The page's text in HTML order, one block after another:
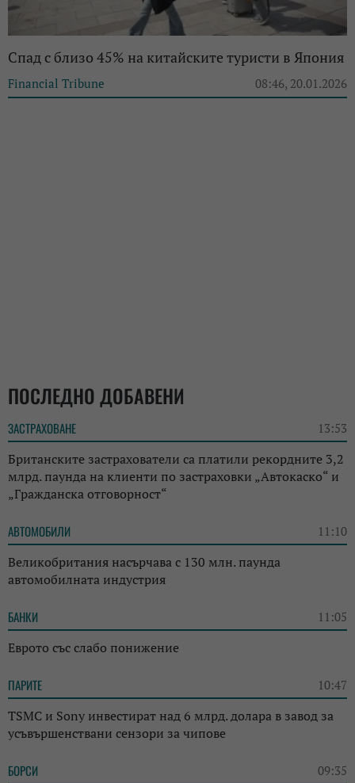
Спад с близо 45% на китайските туристи в Япония
Financial Tribune 08:46, 20.01.2026
ПОСЛЕДНО ДОБАВЕНИ
ЗАСТРАХОВАНЕ 13:53
Британските застрахователи са платили рекордните 3,2
млрд. паунда на клиенти по застраховки „Автокаско“ и
„Гражданска отговорност“
АВТОМОБИЛИ 11:10
Великобритания насърчава с 130 млн. паунда
автомобилната индустрия
БАНКИ 11:05
Еврото със слабо понижение
ПАРИТЕ 10:47
TSMC и Sony инвестират над 6 млрд. долара в завод за
усъвършенствани сензори за чипове
БОРСИ 09:35